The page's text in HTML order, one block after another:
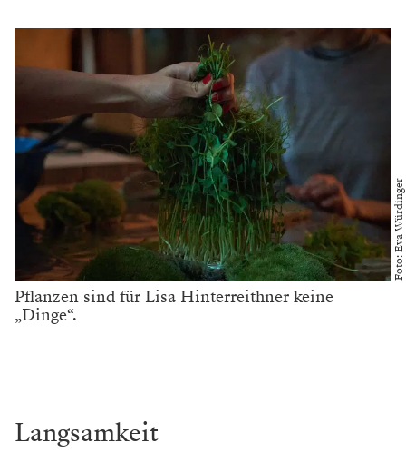
Foto: Eva Würdinger
Pflanzen sind für Lisa Hinterreithner keine
„Dinge“.
Langsamkeit